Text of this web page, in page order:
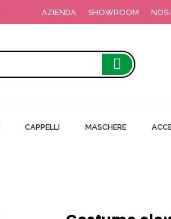
AZIENDA SHOWROOM
CAPPELLI MASCHERE